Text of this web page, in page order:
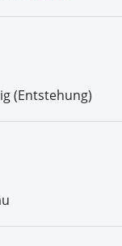
(Entstehung)